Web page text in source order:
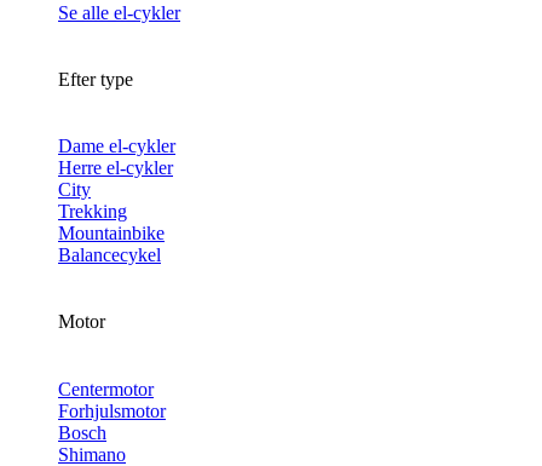
Se alle el-cykler
Efter type
Dame el-cykler
Herre el-cykler
City
Trekking
Mountainbike
Balancecykel
Motor
Centermotor
Forhjulsmotor
Bosch
Shimano